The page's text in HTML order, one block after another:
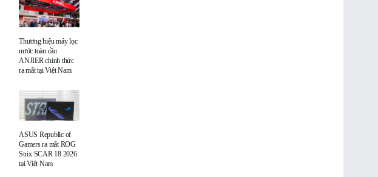
Thương hiệu máy lọc
nước toàn cầu
ANJIER chính thức
ra mắt tại Việt Nam
ASUS Republic of
Gamers ra mắt ROG
Strix SCAR 18 2026
tại Việt Nam